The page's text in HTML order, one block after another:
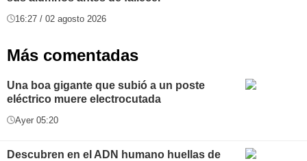
16:27 / 02 agosto 2026
Más comentadas
Una boa gigante que subió a un poste
eléctrico muere electrocutada
Ayer 05:20
Descubren en el ADN humano huellas de